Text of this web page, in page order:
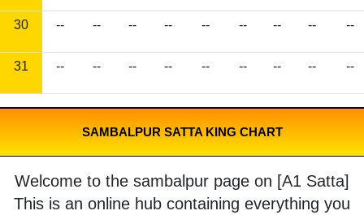
30 -- -- -- -- -- -- -- -- --
31 -- -- -- -- -- -- -- -- --
SAMBALPUR SATTA KING CHART
Welcome to the sambalpur page on [A1 Satta]
This is an online hub containing everything you